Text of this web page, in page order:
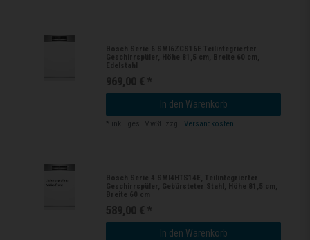
Bosch Serie 6 SMI6ZCS16E Teilintegrierter
Geschirrspüler, Höhe 81,5 cm, Breite 60 cm,
Edelstahl
969,00 € *
In den Warenkorb
* inkl. ges. MwSt. zzgl.Versandkosten
Bosch Serie 4 SMI4HTS14E, Teilintegrierter
Geschirrspüler, Gebürsteter Stahl, Höhe 81,5 cm,
Breite 60 cm
589,00 € *
In den Warenkorb